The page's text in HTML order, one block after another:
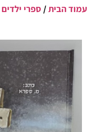
עמוד הבית/ ספרי ילדים